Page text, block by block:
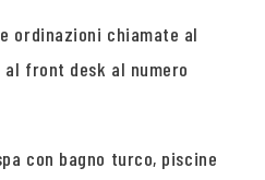
ordinazioni chiamate al
al front desk al numero
con bagno turco, piscine